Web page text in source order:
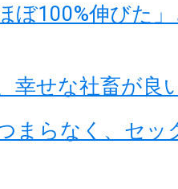
ぼ100%伸びた
幸せな社畜が良
まらなく、セッ